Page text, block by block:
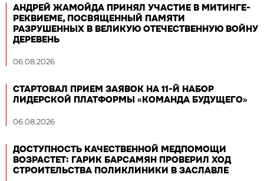
АНДРЕЙ ЖАМОЙДА ПРИНЯЛ УЧАСТИЕ В МИТИНГЕ-
РЕКВИЕМЕ, ПОСВЯЩЕННЫЙ ПАМЯТИ
РАЗРУШЕННЫХ В ВЕЛИКУЮ ОТЕЧЕСТВЕННУЮ ВОЙНУ
ДЕРЕВЕНЬ
06.08.2026
СТАРТОВАЛ ПРИЕМ ЗАЯВОК НА 11-Й НАБОР
ЛИДЕРСКОЙ ПЛАТФОРМЫ «КОМАНДА БУДУЩЕГО»
06.08.2026
ДОСТУПНОСТЬ КАЧЕСТВЕННОЙ МЕДПОМОЩИ
ВОЗРАСТЕТ: ГАРИК БАРСАМЯН ПРОВЕРИЛ ХОД
СТРОИТЕЛЬСТВА ПОЛИКЛИНИКИ В ЗАСЛАВЛЕ